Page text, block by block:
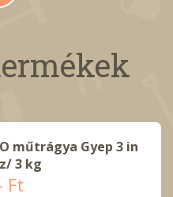
műtrágya Gyep 3 in
3 kg
Ft